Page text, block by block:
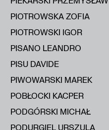
PIOTROWSKA ZOFIA
PIOTROWSKI IGOR
PISANO LEANDRO
PISU DAVIDE
PIWOWARSKI MAREK
POBŁOCKI KACPER
PODGÓRSKI MICHAŁ
PODURGIEL URSZULA